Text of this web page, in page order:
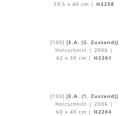
59,5 x 40 cm |
H2258
[100] [E.A. (2. Zustand)]
Holzschnitt | 2006 |
42 x 30 cm |
H2261
[103] [E.A. (1. Zustand)]
Holzschnitt | 2006 |
60 x 40 cm |
H2264